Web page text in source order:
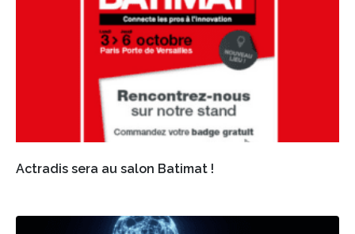
Actradis sera au salon Batimat !